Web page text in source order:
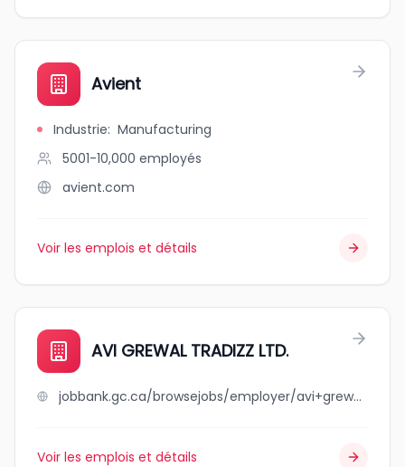
Avient
Industrie: Manufacturing
5001-10,000 employés
avient.com
Voir les emplois et détails
AVI GREWAL TRADIZZ LTD.
jobbank.gc.ca/browsejobs/employer/avi+grewal+tradizz+ltd./ca
Voir les emplois et détails